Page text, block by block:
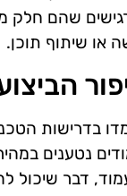
שהם חלק
או שיתוף תוכן.
בדרישות
נטענים
דבר שיכול